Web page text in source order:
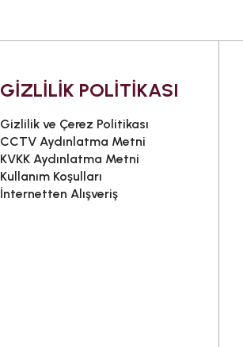
GİZLİLİK POLİTİKASI
Gizlilik ve Çerez Politikası
CCTV Aydınlatma Metni
KVKK Aydınlatma Metni
Kullanım Koşulları
İnternetten Alışveriş